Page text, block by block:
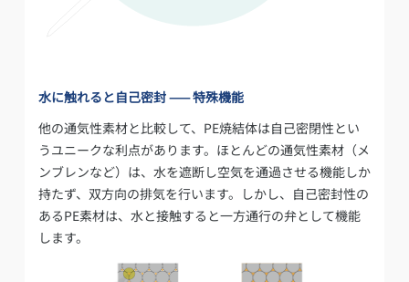
水に触れると自己密封 ⸺ 特殊機能
他の通気性素材と比較して、PE焼結体は自己密閉性とい
うユニークな利点があります。ほとんどの通気性素材（メ
ンブレンなど）は、水を遮断し空気を通過させる機能しか
持たず、双方向の排気を行います。しかし、自己密封性の
あるPE素材は、水と接触すると一方通行の弁として機能
します。